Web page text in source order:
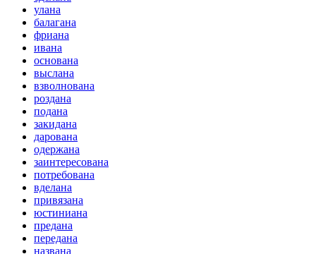
улана
балагана
фриана
ивана
основана
выслана
взволнована
роздана
подана
закидана
дарована
одержана
заинтересована
потребована
вделана
привязана
юстиниана
предана
передана
названа